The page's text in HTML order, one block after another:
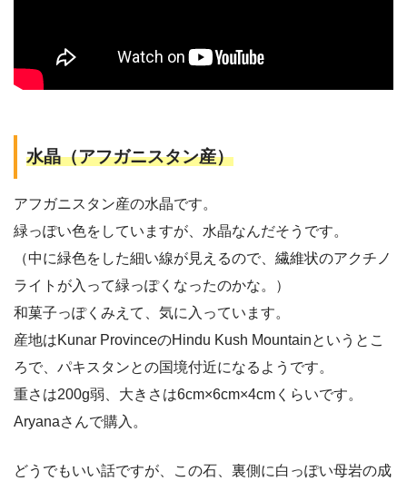
水晶（アフガニスタン産）
アフガニスタン産の水晶です。
緑っぽい色をしていますが、水晶なんだそうです。
（中に緑色をした細い線が見えるので、繊維状のアクチノ
ライトが入って緑っぽくなったのかな。）
和菓子っぽくみえて、気に入っています。
産地はKunar ProvinceのHindu Kush Mountainというとこ
ろで、パキスタンとの国境付近になるようです。
重さは200g弱、大きさは6cm×6cm×4cmくらいです。
Aryanaさんで購入。
どうでもいい話ですが、この石、裏側に白っぽい母岩の成